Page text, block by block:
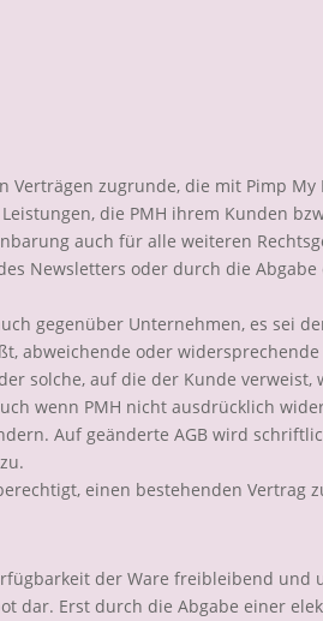
zugrunde, die mit Pimp My
die PMH ihrem Kunden
auch für alle weiteren
Newsletters oder durch die
gegenüber Unternehmen, es sei
abweichende oder
solche, auf die der Kunde
wenn PMH nicht ausdrücklich
Auf geänderte AGB wird
einen bestehenden Vertrag
der Ware freibleibend und
dar. Erst durch die Abgabe einer